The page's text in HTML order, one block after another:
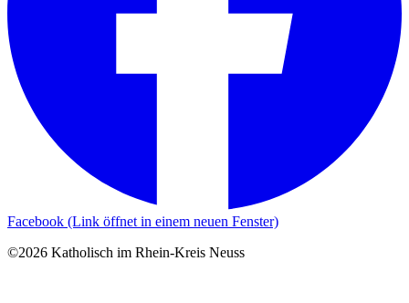
Facebook (Link öffnet in einem neuen Fenster)
©2026 Katholisch im Rhein-Kreis Neuss